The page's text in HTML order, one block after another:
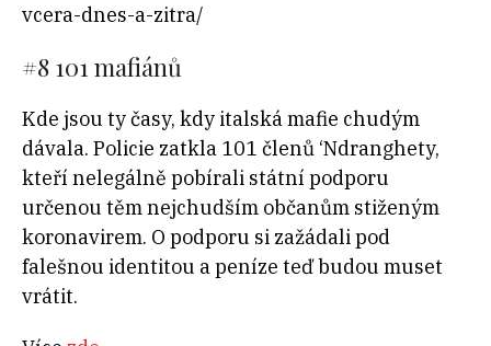
vcera-dnes-a-zitra/
#8 101 mafiánů
Kde jsou ty časy, kdy italská mafie chudým
dávala. Policie zatkla 101 členů ‘Ndranghety,
kteří nelegálně pobírali státní podporu
určenou těm nejchudším občanům stiženým
koronavirem. O podporu si zažádali pod
falešnou identitou a peníze teď budou muset
vrátit.